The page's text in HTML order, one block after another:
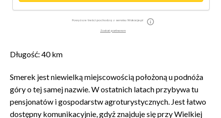
Powyższe treści pochodzą z serwisu Wakacje.pl
Zostań partnerem
Długość: 40 km
Smerek jest niewielką miejscowością położoną u podnóża
góry o tej samej nazwie. W ostatnich latach przybywa tu
pensjonatów i gospodarstw agroturystycznych. Jest łatwo
dostępny komunikacyjnie, gdyż znajduje się przy Wielkiej